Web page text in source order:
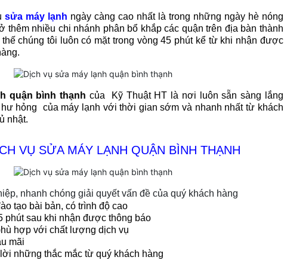
sửa máy lạnh ngày càng cao nhất là trong những ngày hè nóng
thêm nhiều chi nhánh phân bổ khắp các quận trên địa bàn thành
chúng tôi luôn có mặt trong vòng 45 phút kể từ khi nhận được
quận bình thạnh của Kỹ Thuật HT là nơi luôn sẵn sàng lắng
hỏng của máy lạnh với thời gian sớm và nhanh nhất từ khách
nhật.
VỤ SỬA MÁY LẠNH QUẬN BÌNH THẠNH
nhanh chóng giải quyết vấn đề của quý khách hàng
tạo bài bản, có trình độ cao
phút sau khi nhận được thông báo
hợp với chất lượng dịch vụ
mãi
những thắc mắc từ quý khách hàng